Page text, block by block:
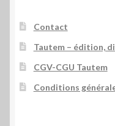
Contact
Tautem – édition,
CGV-CGU Tautem
Conditions